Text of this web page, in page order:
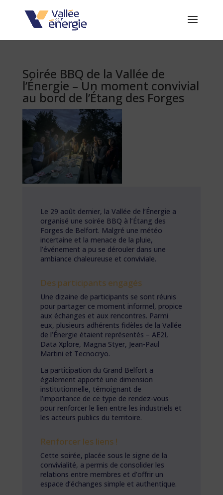
Soirée BBQ de la Vallée de
l’Énergie – Un moment convivial
au bord de l’Étang des Forges
Le 29 août dernier, la Vallée de l’Énergie a
organisé une soirée BBQ à l’Étang des
Forges de Belfort. Malgré une météo
incertaine et la menace de la pluie,
l’événement a pu se dérouler dans une
ambiance chaleureuse et conviviale.
Des participants engagés
Une dizaine de participants se sont réunis
pour partager ce moment informel, propice
aux échanges et aux rencontres. Parmi
eux, plusieurs adhérents fidèles de la Vallée
de l’Énergie étaient représentés – AE2I,
Data Xplore, Magna Styer, Jean-Paul
Martini et Tecnocryo.
La participation du Grand Belfort a
également apporté une dimension
institutionnelle, témoignant de
l’importance de ce type de rendez-vous
pour renforcer le lien entre les industriels et
les acteurs publics du territoire.
Renforcer les liens !
Cette soirée, placée sous le signe de la
convivialité, a permis de consolider les
relations entre membres et d’offrir un
espace d’échanges simple et authentique.